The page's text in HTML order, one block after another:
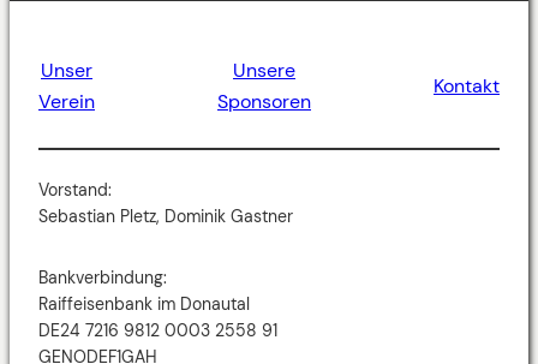
Unser
Verein
Unsere
Sponsoren
Kontakt
Vorstand:
Sebastian Pletz, Dominik Gastner
Bankverbindung:
Raiffeisenbank im Donautal
DE24 7216 9812 0003 2558 91
GENODEF1GAH